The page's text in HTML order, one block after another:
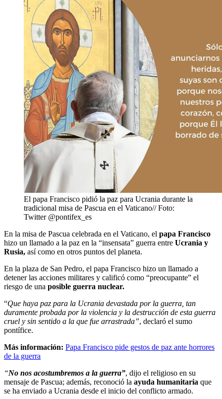
El papa Francisco pidió la paz para Ucrania durante la
tradicional misa de Pascua en el Vaticano// Foto:
Twitter @pontifex_es
En la misa de Pascua celebrada en el Vaticano, el papa Francisco
hizo un llamado a la paz en la “insensata” guerra entre Ucrania y
Rusia, así como en otros puntos del planeta.
En la plaza de San Pedro, el papa Francisco hizo un llamado a
detener las acciones militares y calificó como “preocupante” el
riesgo de una posible guerra nuclear.
“Que haya paz para la Ucrania devastada por la guerra, tan
duramente probada por la violencia y la destrucción de esta guerra
cruel y sin sentido a la que fue arrastrada”, declaró el sumo
pontífice.
Más información: Papa Francisco pide gestos de paz ante horrores
de la guerra
“No nos acostumbremos a la guerra”, dijo el religioso en su
mensaje de Pascua; además, reconoció la ayuda humanitaria que
se ha enviado a Ucrania desde el inicio del conflicto armado.